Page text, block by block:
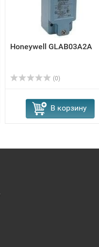
Honeywell GLAB03A2A
(0)
В корзину